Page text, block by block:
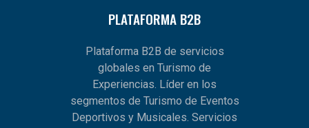
PLATAFORMA B2B
Plataforma B2B de servicios
globales en Turismo de
Experiencias. Líder en los
segmentos de Turismo de Eventos
Deportivos y Musicales. Servicios